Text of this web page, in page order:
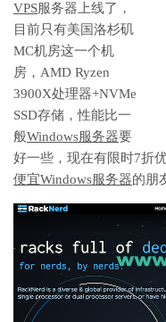
VPS服务器上线了，
目前只有美国洛杉矶
MC机房这一个机
房，AMD Ryzen
3900X处理器+NVMe
SSD存储，性能比一
般Windows服务器要
好一些，现在有限时7折
便宜Windows服务器的朋